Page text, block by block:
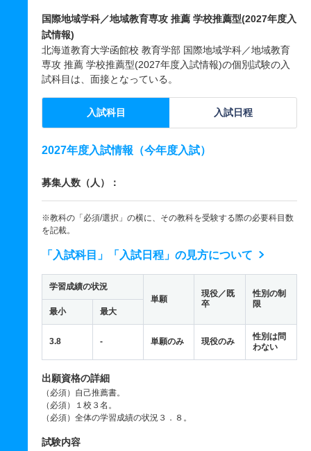
国際地域学科／地域教育専攻 推薦 学校推薦型(2027年度入
試情報)
北海道教育大学函館校 教育学部 国際地域学科／地域教育
専攻 推薦 学校推薦型(2027年度入試情報)の個別試験の入
試科目は、面接となっている。
入試科目 入試日程
2027年度入試情報（今年度入試）
募集人数（人）：
※教科の「必須/選択」の横に、その教科を受験する際の必要科目数
を記載。
「入試科目」「入試日程」の見方について
学習成績の状況
単願
現役／既
卒
性別の制
限
最小 最大
3.8 - 単願のみ 現役のみ
性別は問
わない
出願資格の詳細
（必須）自己推薦書。
（必須）１校３名。
（必須）全体の学習成績の状況３．８。
試験内容